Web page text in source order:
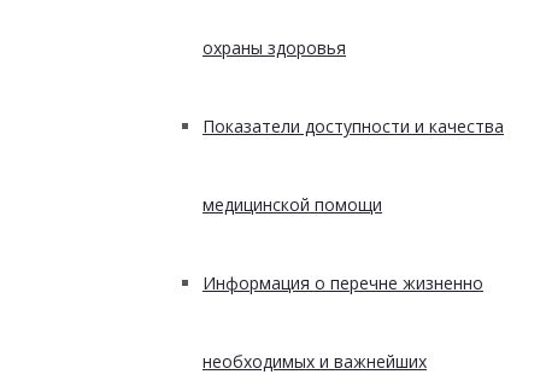
охраны здоровья
Показатели доступности и качества
медицинской помощи
Информация о перечне жизненно
необходимых и важнейших